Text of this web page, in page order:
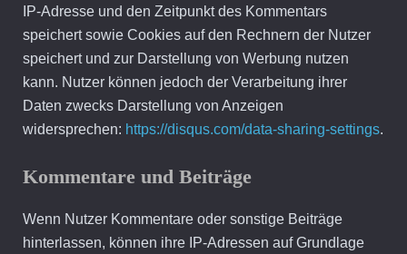
IP-Adresse und den Zeitpunkt des Kommentars
speichert sowie Cookies auf den Rechnern der Nutzer
speichert und zur Darstellung von Werbung nutzen
kann. Nutzer können jedoch der Verarbeitung ihrer
Daten zwecks Darstellung von Anzeigen
widersprechen: https://disqus.com/data-sharing-settings.
Kommentare und Beiträge
Wenn Nutzer Kommentare oder sonstige Beiträge
hinterlassen, können ihre IP-Adressen auf Grundlage